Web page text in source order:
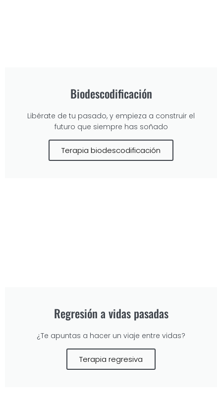
Biodescodificación
Libérate de tu pasado, y empieza a construir el
futuro que siempre has soñado
Terapia biodescodificación
Regresión a vidas pasadas
¿Te apuntas a hacer un viaje entre vidas?
Terapia regresiva